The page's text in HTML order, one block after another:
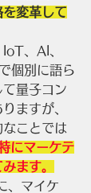
変革して
、AI、
個別に語ら
量子コン
ますが、
ことでは
にマーケテ
ます。
、マイケ